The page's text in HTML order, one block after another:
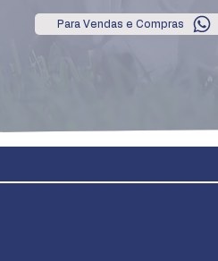
Para Vendas e Compras